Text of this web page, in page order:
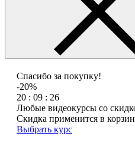
Спасибо за покупку!
-20%
20 : 09 : 26
Любые видеокурсы со
Скидка применится в
Выбрать курс